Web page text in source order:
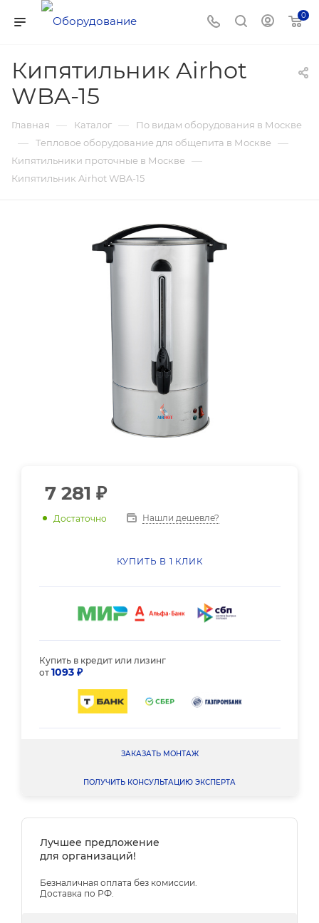
0
Кипятильник Airhot
WBA-15
Главная — Каталог — По видам оборудования в Москве
— Тепловое оборудование для общепита в Москве —
Кипятильники проточные в Москве —
Кипятильник Airhot WBA-15
7 281 ₽
Достаточно Нашли дешевле?
КУПИТЬ В 1 КЛИК
Купить в кредит или лизинг
от 1093 ₽
ЗАКАЗАТЬ МОНТАЖ
ПОЛУЧИТЬ КОНСУЛЬТАЦИЮ ЭКСПЕРТА
Лучшее предложение
для организаций!
Безналичная оплата без комиссии.
Доставка по РФ.